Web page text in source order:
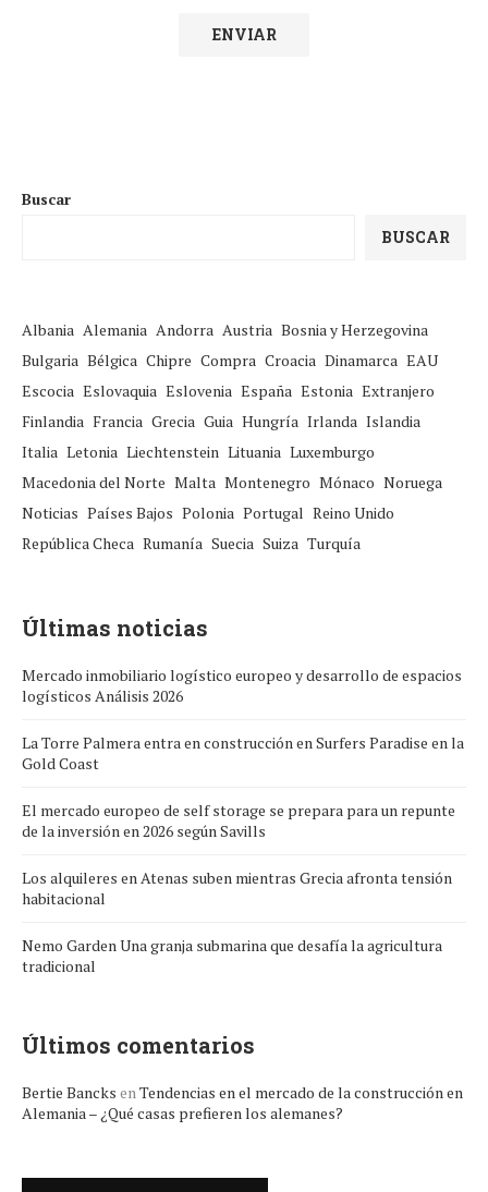
Buscar
BUSCAR
Albania Alemania Andorra Austria Bosnia y Herzegovina
Bulgaria Bélgica Chipre Compra Croacia Dinamarca EAU
Escocia Eslovaquia Eslovenia España Estonia Extranjero
Finlandia Francia Grecia Guia Hungría Irlanda Islandia
Italia Letonia Liechtenstein Lituania Luxemburgo
Macedonia del Norte Malta Montenegro Mónaco Noruega
Noticias Países Bajos Polonia Portugal Reino Unido
República Checa Rumanía Suecia Suiza Turquía
Últimas noticias
Mercado inmobiliario logístico europeo y desarrollo de espacios
logísticos Análisis 2026
La Torre Palmera entra en construcción en Surfers Paradise en la
Gold Coast
El mercado europeo de self storage se prepara para un repunte
de la inversión en 2026 según Savills
Los alquileres en Atenas suben mientras Grecia afronta tensión
habitacional
Nemo Garden Una granja submarina que desafía la agricultura
tradicional
Últimos comentarios
Bertie Bancks enTendencias en el mercado de la construcción en
Alemania – ¿Qué casas prefieren los alemanes?